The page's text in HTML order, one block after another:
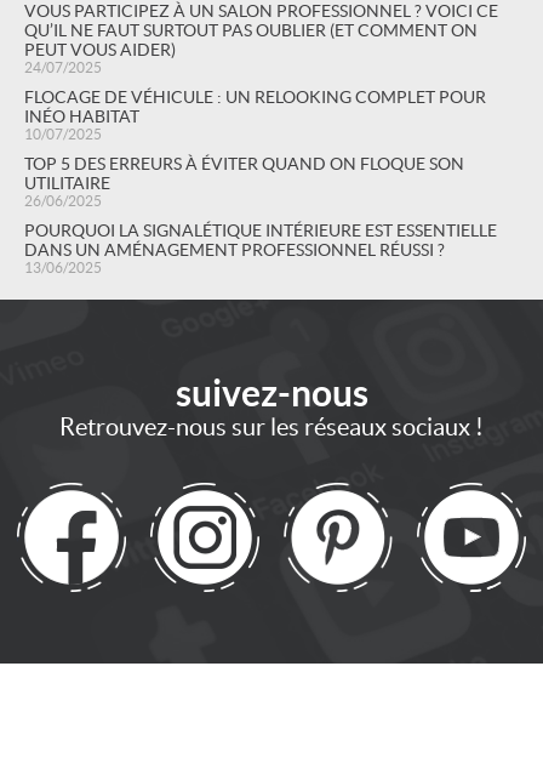
VOUS PARTICIPEZ À UN SALON PROFESSIONNEL ? VOICI CE
QU’IL NE FAUT SURTOUT PAS OUBLIER (ET COMMENT ON
PEUT VOUS AIDER)
24/07/2025
FLOCAGE DE VÉHICULE : UN RELOOKING COMPLET POUR
INÉO HABITAT
10/07/2025
TOP 5 DES ERREURS À ÉVITER QUAND ON FLOQUE SON
UTILITAIRE
26/06/2025
POURQUOI LA SIGNALÉTIQUE INTÉRIEURE EST ESSENTIELLE
DANS UN AMÉNAGEMENT PROFESSIONNEL RÉUSSI ?
13/06/2025
suivez-nous
Retrouvez-nous sur les réseaux sociaux !